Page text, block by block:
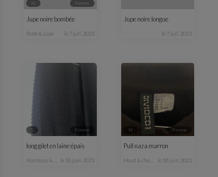
M femme
Jupe noire bombée
robe & jupe le 7 juil. 2023
Jupe noire longue
- le 7 juil. 2023
S femme
long gilet en laine épais
manteau & veste le 18 juin 2023
M femme
Pull naza marron
haut & chemisier le 18 juin 2023